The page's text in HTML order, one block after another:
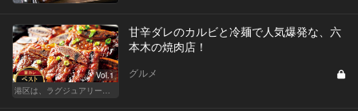
Vol.1
港区は、ラグジュアリーな焼肉デートにおすすめ
甘辛ダレのカルビと冷麺で人気爆発な、六
本木の焼肉店！
グルメ